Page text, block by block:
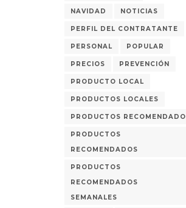
NAVIDAD NOTICIAS
PERFIL DEL CONTRATANTE
PERSONAL POPULAR
PRECIOS PREVENCIÓN
PRODUCTO LOCAL
PRODUCTOS LOCALES
PRODUCTOS RECOMENDADO
PRODUCTOS
RECOMENDADOS
PRODUCTOS
RECOMENDADOS
SEMANALES